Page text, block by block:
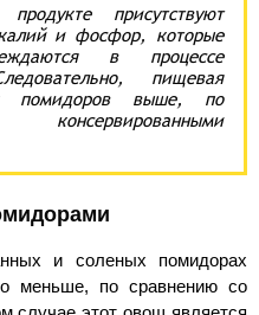
присутствуют
и фосфор, которые
в процессе
пищевая
помидоров выше, по
и соленых помидорах
меньше, по сравнению со